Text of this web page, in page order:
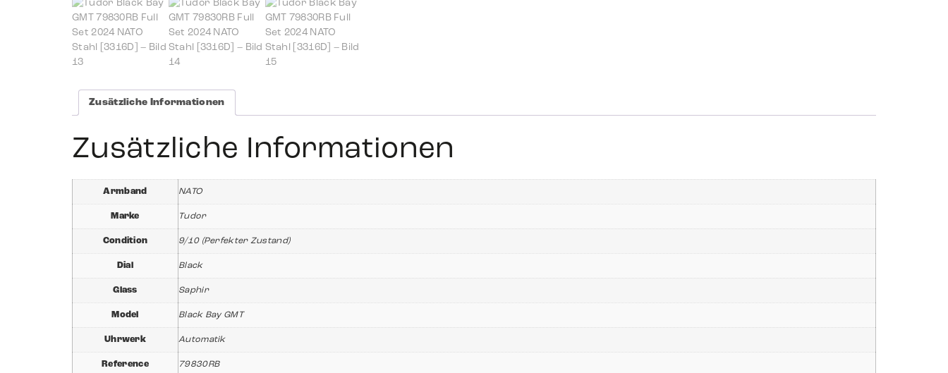
Zusätzliche Informationen
Zusätzliche Informationen
Armband NATO
Marke Tudor
Condition 9/10 (Perfekter Zustand)
Dial Black
Glass Saphir
Model Black Bay GMT
Uhrwerk Automatik
Reference 79830RB